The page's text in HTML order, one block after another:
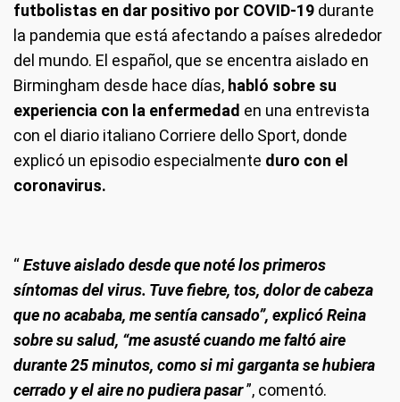
futbolistas en dar positivo por COVID-19 durante
la pandemia que está afectando a países alrededor
del mundo. El español, que se encentra aislado en
Birmingham desde hace días, habló sobre su
experiencia con la enfermedad en una entrevista
con el diario italiano Corriere dello Sport, donde
explicó un episodio especialmente duro con el
coronavirus.
“Estuve aislado desde que noté los primeros
síntomas del virus. Tuve fiebre, tos, dolor de cabeza
que no acababa, me sentía cansado”, explicó Reina
sobre su salud, “me asusté cuando me faltó aire
durante 25 minutos, como si mi garganta se hubiera
cerrado y el aire no pudiera pasar”, comentó.